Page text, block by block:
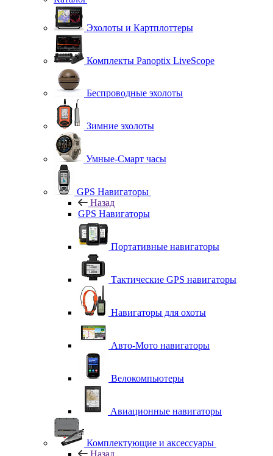
Эхолоты и Картплоттеры
Комплекты Panoptix LiveScope
Беспроводные эхолоты
Зимние эхолоты
Умные-Смарт часы
GPS Навигаторы
Назад
GPS Навигаторы
Портативные навигаторы
Тактические GPS навигаторы
Навигаторы для охоты
Авто-Мото навигаторы
Велокомпьютеры
Авиационные навигаторы
Комплектующие и аксессуары
Назад